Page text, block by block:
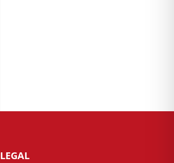
LEGAL